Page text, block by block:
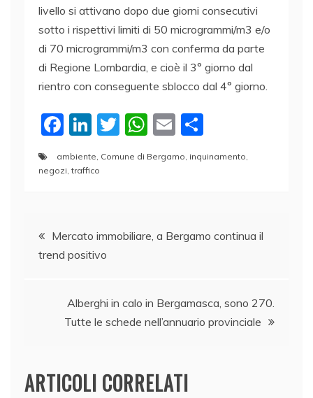
livello si attivano dopo due giorni consecutivi
sotto i rispettivi limiti di 50 microgrammi/m3 e/o
di 70 microgrammi/m3 con conferma da parte
di Regione Lombardia, e cioè il 3° giorno dal
rientro con conseguente sblocco dal 4° giorno.
F
a
c
o
o
Li
n
k
n
T
itt
W
h
at
p
E
m
ai
o
n
di
ambiente Comune di Bergamo inquinamento
negozi ,traffico
Navigazione
articoli
Mercato immobiliare, a Bergamo continua il
trend positivo
Alberghi in calo in Bergamasca, sono 270.
Tutte le schede nell’annuario provinciale
ARTICOLI CORRELATI